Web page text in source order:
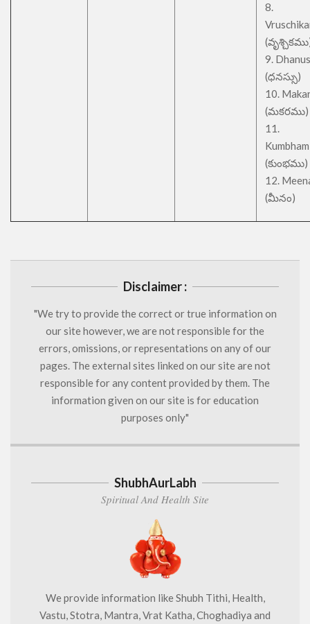
8.
9.
(ధనస్సు)
10.
(మకరము)
11.
Kumbham
(కుంభము)
12.
(మీనం)
Disclaimer :
"We try to provide the correct or true information on
our site however, we are not responsible for the
errors, omissions, or representations on any of our
pages. The external sites linked on our site are not
responsible for any content provided by them. The
information given on our site is for education
purposes only"
ShubhAurLabh
Spiritual And Health Site
We provide information like Shubh Tithi, Health,
Vastu, Stotra, Mantra, Vrat Katha, Choghadiya and